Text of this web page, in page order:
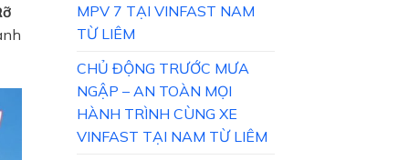
MPV 7 TẠI VINFAST NAM
TỪ LIÊM
CHỦ ĐỘNG TRƯỚC MƯA
NGẬP – AN TOÀN MỌI
HÀNH TRÌNH CÙNG XE
VINFAST TẠI NAM TỪ LIÊM